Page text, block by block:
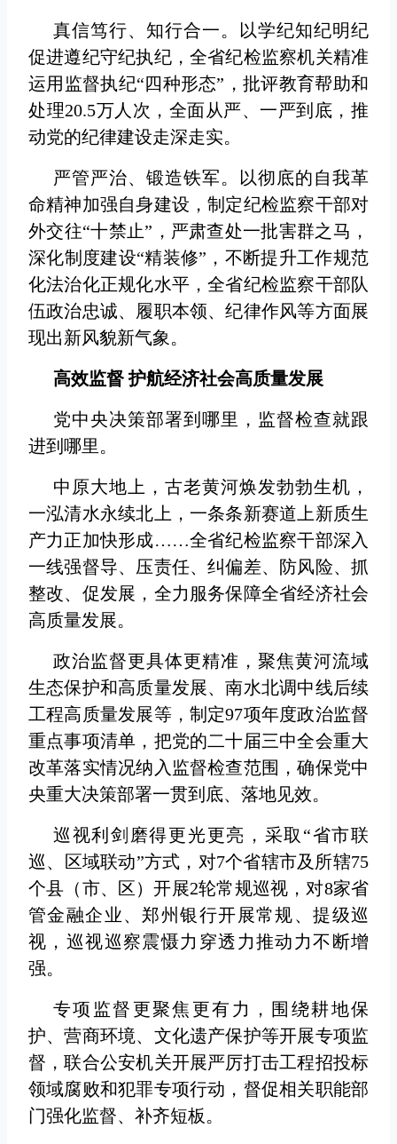
真信笃行、知行合一。以学纪知纪明纪
促进遵纪守纪执纪，全省纪检监察机关精准
运用监督执纪“四种形态”，批评教育帮助和
处理20.5万人次，全面从严、一严到底，推
动党的纪律建设走深走实。
严管严治、锻造铁军。以彻底的自我革
命精神加强自身建设，制定纪检监察干部对
外交往“十禁止”，严肃查处一批害群之马，
深化制度建设“精装修”，不断提升工作规范
化法治化正规化水平，全省纪检监察干部队
伍政治忠诚、履职本领、纪律作风等方面展
现出新风貌新气象。
高效监督 护航经济社会高质量发展
党中央决策部署到哪里，监督检查就跟
进到哪里。
中原大地上，古老黄河焕发勃勃生机，
一泓清水永续北上，一条条新赛道上新质生
产力正加快形成……全省纪检监察干部深入
一线强督导、压责任、纠偏差、防风险、抓
整改、促发展，全力服务保障全省经济社会
高质量发展。
政治监督更具体更精准，聚焦黄河流域
生态保护和高质量发展、南水北调中线后续
工程高质量发展等，制定97项年度政治监督
重点事项清单，把党的二十届三中全会重大
改革落实情况纳入监督检查范围，确保党中
央重大决策部署一贯到底、落地见效。
巡视利剑磨得更光更亮，采取“省市联
巡、区域联动”方式，对7个省辖市及所辖75
个县（市、区）开展2轮常规巡视，对8家省
管金融企业、郑州银行开展常规、提级巡
视，巡视巡察震慑力穿透力推动力不断增
强。
专项监督更聚焦更有力，围绕耕地保
护、营商环境、文化遗产保护等开展专项监
督，联合公安机关开展严厉打击工程招投标
领域腐败和犯罪专项行动，督促相关职能部
门强化监督、补齐短板。